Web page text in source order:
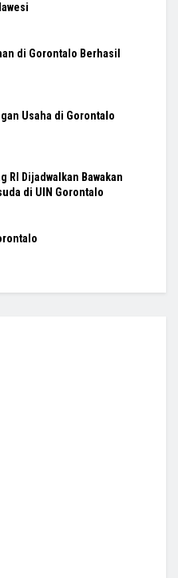
di Gorontalo Berhasil
Usaha di Gorontalo
RI Dijadwalkan Bawakan
di UIN Gorontalo